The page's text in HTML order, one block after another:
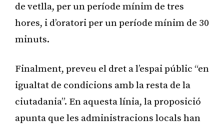
de vetlla, per un període mínim de tres
hores, i d’oratori per un període mínim de 30
minuts.
Finalment, preveu el dret a l’espai públic “en
igualtat de condicions amb la resta de la
ciutadania”. En aquesta línia, la proposició
apunta que les administracions locals han